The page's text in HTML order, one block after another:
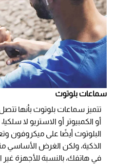
سماعات بلوتوث
تتميز سماعات بلوتوث بأنها
أو الكمبيوتر أو الاستريو لا
البلوتوث أيضًا على ميكروفون
الذكية، ولكن الغرض الأساسي
في هاتفك، بالنسبة للأجهزة غير